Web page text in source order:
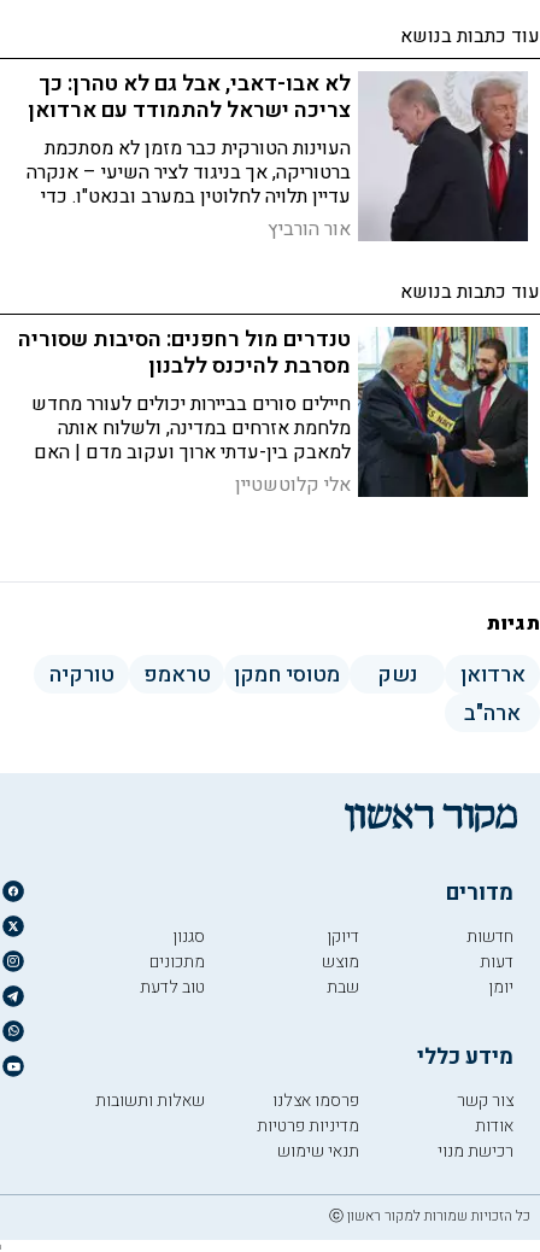
עוד כתבות בנושא
לא אבו-דאבי, אבל גם לא טהרן: כך
צריכה ישראל להתמודד עם ארדואן
העוינות הטורקית כבר מזמן לא מסתכמת
ברטוריקה, אך בניגוד לציר השיעי – אנקרה
עדיין תלויה לחלוטין במערב ובנאט"ו. כדי
לצלוח את המשבר הנוכחי, ישראל זקוקה
לאסטרטגיה חכמה שנפטרת מההשוואות
אור הורביץ
עוד כתבות בנושא
טנדרים מול רחפנים: הסיבות שסוריה
מסרבת להיכנס ללבנון
חיילים סורים בביירות יכולים לעורר מחדש
מלחמת אזרחים במדינה, ולשלוח אותה
למאבק בין-עדתי ארוך ועקוב מדם | האם
המחשבה של נשיא ארה"ב לשלוח את
א-שרע להילחם בחיזבאללה מופרכת, או
אלי קלוטשטיין
תגיות
ארדואן נשק מטוסי חמקן טראמפ
טורקיה
ארה"ב
מדורים
חדשות
דעות
יומן
דיוקן
מוצש
שבת
סגנון
מתכונים
טוב לדעת
מידע כללי
צור קשר
אודות
רכישת מנוי
פרסמו אצלנו
מדיניות פרטיות
תנאי שימוש
שאלות ותשובות
כל הזכויות שמורות למקור ראשון ⓒ